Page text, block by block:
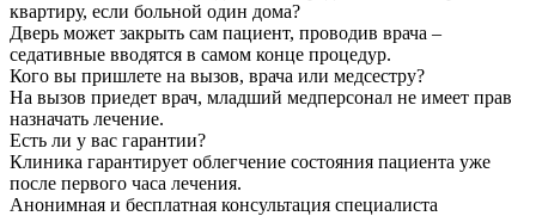
квартиру, если больной один дома?
Дверь может закрыть сам пациент, проводив врача –
седативные вводятся в самом конце процедур.
Кого вы пришлете на вызов, врача или медсестру?
На вызов приедет врач, младший медперсонал не имеет прав
назначать лечение.
Есть ли у вас гарантии?
Клиника гарантирует облегчение состояния пациента уже
после первого часа лечения.
Анонимная и бесплатная консультация специалиста